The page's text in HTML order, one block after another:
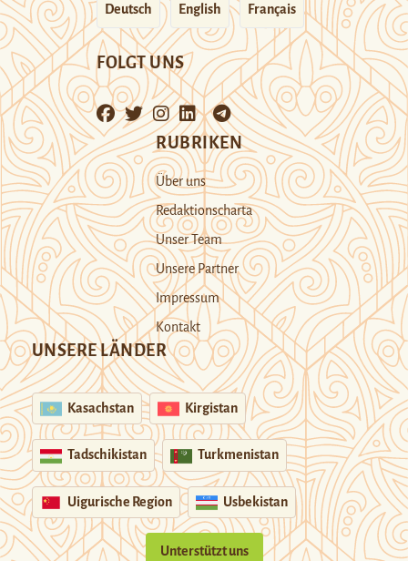
Deutsch English Français
FOLGT UNS
RUBRIKEN
Über uns
Redaktionscharta
Unser Team
Unsere Partner
Impressum
Kontakt
UNSERE LÄNDER
Kasachstan Kirgistan
Tadschikistan Turkmenistan
Uigurische Region Usbekistan
Unterstützt uns